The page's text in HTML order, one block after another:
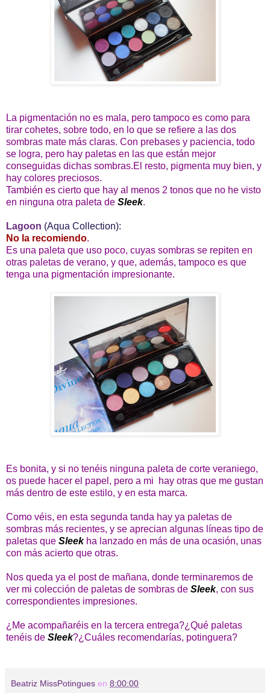
La pigmentación no es mala, pero tampoco es como para
tirar cohetes, sobre todo, en lo que se refiere a las dos
sombras mate más claras. Con prebases y paciencia, todo
se logra, pero hay paletas en las que están mejor
conseguidas dichas sombras.El resto, pigmenta muy bien, y
hay colores preciosos.
También es cierto que hay al menos 2 tonos que no he visto
en ninguna otra paleta de Sleek.
Lagoon (Aqua Collection):
No la recomiendo.
Es una paleta que uso poco, cuyas sombras se repiten en
otras paletas de verano, y que, además, tampoco es que
tenga una pigmentación impresionante.
Es bonita, y si no tenéis ninguna paleta de corte veraniego,
os puede hacer el papel, pero a mi hay otras que me gustan
más dentro de este estilo, y en esta marca.
Como véis, en esta segunda tanda hay ya paletas de
sombras más recientes, y se aprecian algunas líneas tipo de
paletas que Sleek ha lanzado en más de una ocasión, unas
con más acierto que otras.
Nos queda ya el post de mañana, donde terminaremos de
ver mi colección de paletas de sombras de Sleek, con sus
correspondientes impresiones.
¿Me acompañaréis en la tercera entrega?¿Qué paletas
tenéis de Sleek?¿Cuáles recomendarías, potinguera?
Beatriz MissPotingues en 8:00:00